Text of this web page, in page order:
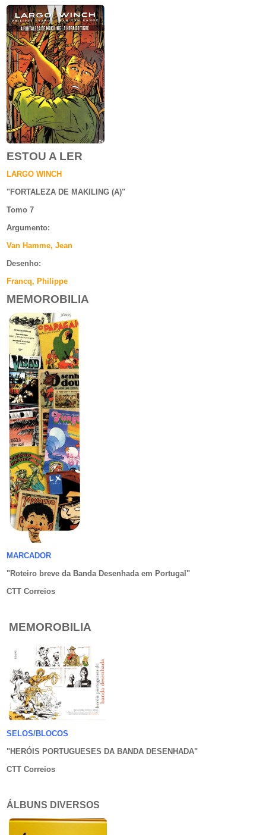
ESTOU A LER
LARGO WINCH
"FORTALEZA DE MAKILING (A)"
Tomo 7
Argumento:
Van Hamme, Jean
Desenho:
Francq, Philippe
MEMOROBILIA
MARCADOR
"Roteiro breve da Banda Desenhada em Portugal"
CTT Correios
MEMOROBILIA
SELOS/BLOCOS
"HERÓIS PORTUGUESES DA BANDA DESENHADA"
CTT Correios
ÁLBUNS DIVERSOS